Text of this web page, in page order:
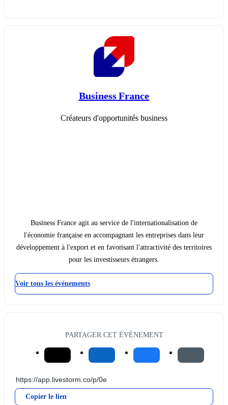
Business France
Créateurs d'opportunités business
Business France agit au service de l'internationalisation de
l'économie française en accompagnant les entreprises dans leur
développement à l'export et en favorisant l'attractivité des territoires
pour les investisseurs étrangers.
Voir tous les événements
PARTAGER CET ÉVÉNEMENT
Copier le lien